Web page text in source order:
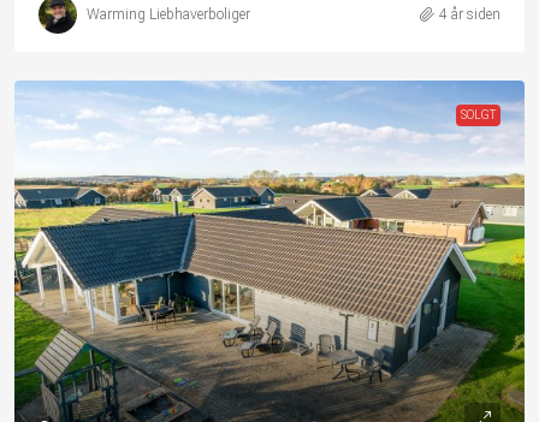
Warming Liebhaverboliger 4 år siden
SOLGT